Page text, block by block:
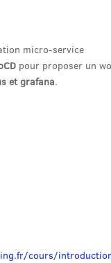
micro-service
pour proposer un
et grafana.
cours/